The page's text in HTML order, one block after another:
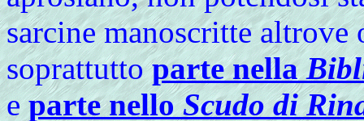
sarcine manoscritte altrove
soprattuttoparte nella
eparte nelloScudo di